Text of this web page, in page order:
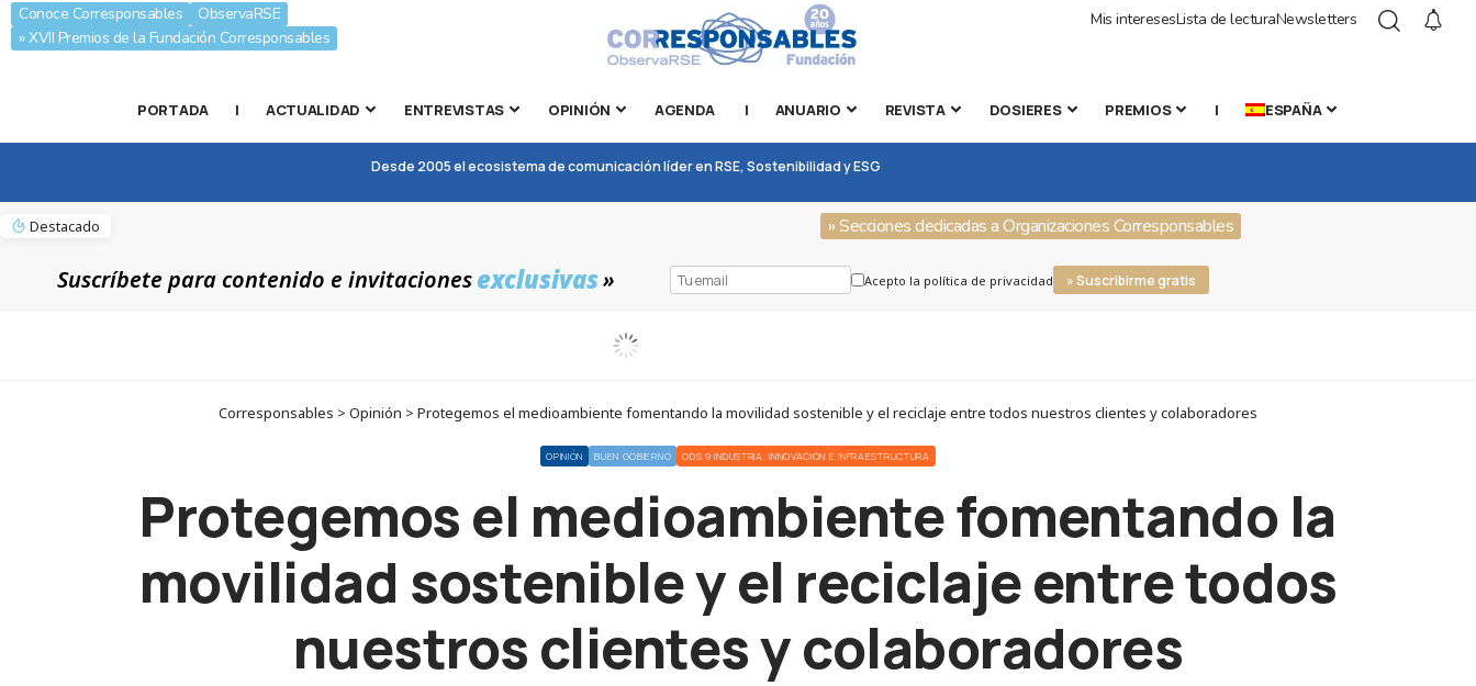
Conoce Corresponsables
ObservaRSE
» XVII Premios de la Fundación Corresponsables
Mis interesesLista de lecturaNewsletters
PORTADA | ACTUALIDAD ENTREVISTAS OPINIÓN AGENDA | ANUARIO REVISTA DOSIERES PREMIOS | ESPAÑA
Desde 2005 el ecosistema de comunicación líder en RSE, Sostenibilidad y ESG
Destacado » Secciones dedicadas a Organizaciones Corresponsables
Suscríbete para contenido e invitacionesexclusivas» Acepto la política de privacidad » Suscribirme gratis
Corresponsables > Opinión > Protegemos el medioambiente fomentando la movilidad sostenible y el reciclaje entre todos nuestros clientes y colaboradores
OPINIÓN BUEN GOBIERNO ODS 9 INDUSTRIA, INNOVACIÓN E INFRAESTRUCTURA
Protegemos el medioambiente fomentando la
movilidad sostenible y el reciclaje entre todos
nuestros clientes y colaboradores